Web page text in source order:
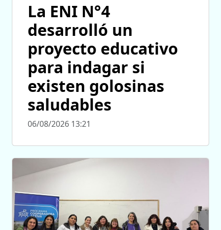
La ENI N°4
desarrolló un
proyecto educativo
para indagar si
existen golosinas
saludables
06/08/2026 13:21